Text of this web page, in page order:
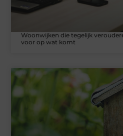
Woonwijken die tegelijk
voor op wat komt